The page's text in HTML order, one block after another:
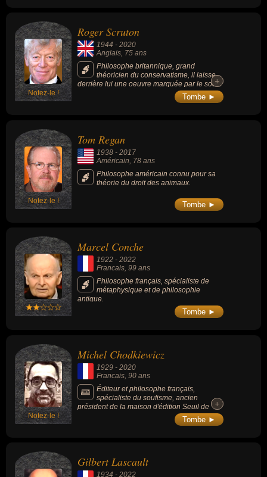
Notez-le !
Roger Scruton
1944 - 2020
Anglais, 75 ans
Philosophe britannique, grand
théoricien du conservatisme, il laisse
derrière lui une oeuvre marquée par le souci
de préserver la beauté. Il est l’auteur de plus
de 30 livres, parmi lesquels « Art and
+
+
Tombe ►
Notez-le !
Tom Regan
1938 - 2017
Américain , 78 ans
Philosophe américain connu pour sa
théorie du droit des animaux.
Tombe ►
Marcel Conche
1922 - 2022
Francais, 99 ans
Philosophe français, spécialiste de
métaphysique et de philosophie
antique.
Tombe ►
Notez-le !
Michel Chodkiewicz
1929 - 2020
Francais , 90 ans
Éditeur et philosophe français,
spécialiste du soufisme, ancien
président de la maison d'édition Seuil de
1977 à 1989, il a créé en 1978 la revue «
+
+
Tombe ►
Gilbert Lascault
1934 - 2022